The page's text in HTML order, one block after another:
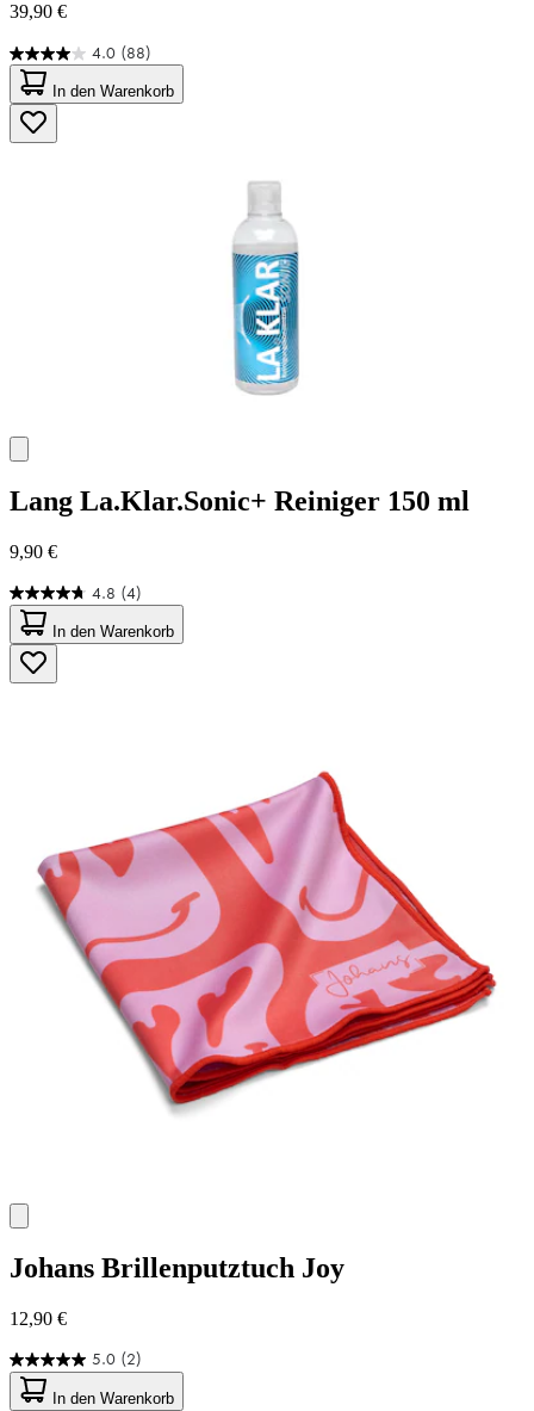
39,90 €
4.0 (88)
4.0
von
5
Sternen.
88
In den Warenkorb
Lang La.Klar.Sonic+ Reiniger 150 ml
9,90 €
4.8 (4)
4.8
von
5
Sternen.
4
In den Warenkorb
Johans Brillenputztuch Joy
12,90 €
5.0 (2)
5.0
von
In den Warenkorb